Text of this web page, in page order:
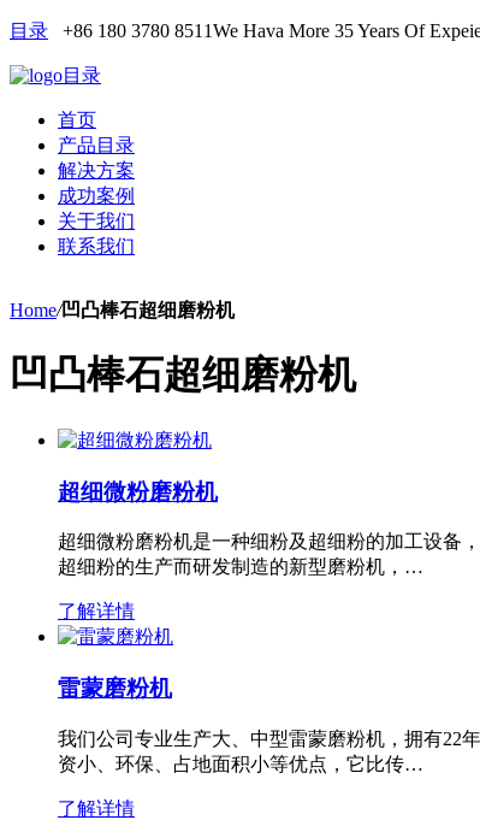
目录 +86 180 3780 8511We Hava More 35 Years Of
目录
首页
产品目录
解决方案
成功案例
关于我们
联系我们
Home/凹凸棒石超细磨粉机
凹凸棒石超细磨粉机
超细微粉磨粉机
超细微粉磨粉机是一种细粉及超细粉的加工设备
超细粉的生产而研发制造的新型磨粉机，…
了解详情
雷蒙磨粉机
我们公司专业生产大、中型雷蒙磨粉机，拥有22
资小、环保、占地面积小等优点，它比传…
了解详情